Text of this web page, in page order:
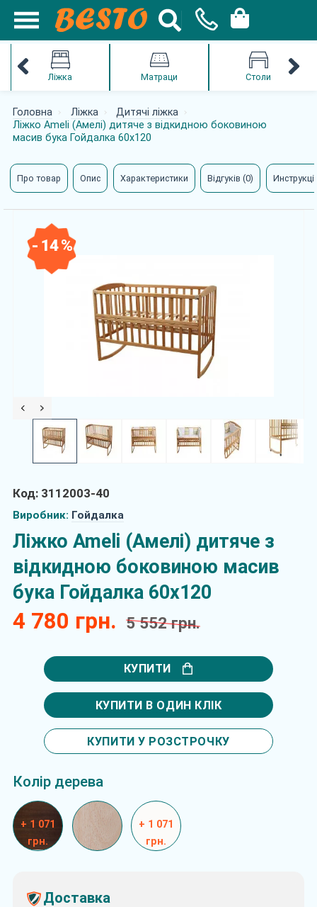
Ліжка Матраци Столи
Головна Ліжка
Дитячі ліжка
Ліжко Ameli (Амелі) дитяче з відкидною боковиною
масив бука Гойдалка 60х120
Про товар Опис Характеристики Відгуків (0) Инструкції
- 14 %
Код: 3112003-40
Виробник: Гойдалка
Ліжко Ameli (Амелі) дитяче з
відкидною боковиною масив
бука Гойдалка 60х120
4 780 грн. 5 552 грн.
КУПИТИ
КУПИТИ В ОДИН КЛІК
КУПИТИ У РОЗСТРОЧКУ
Колір дерева
+ 1 071
грн.
+ 1 071
грн.
Доставка